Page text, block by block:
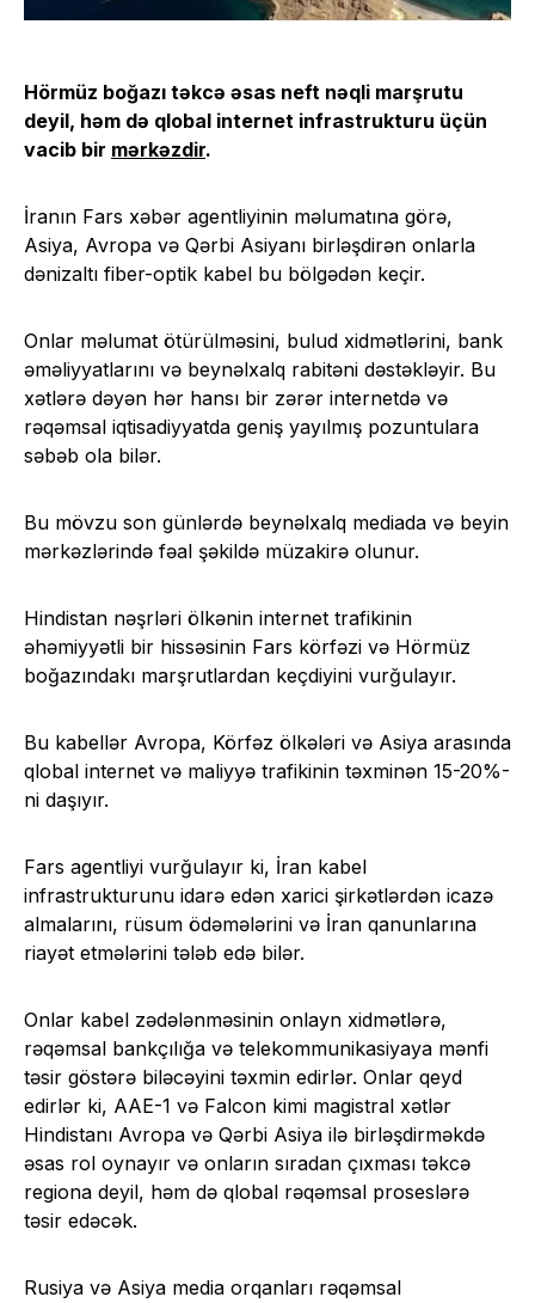
Hörmüz boğazı təkcə əsas neft nəqli marşrutu
deyil, həm də qlobal internet infrastrukturu üçün
vacib bir mərkəzdir.
İranın Fars xəbər agentliyinin məlumatına görə,
Asiya, Avropa və Qərbi Asiyanı birləşdirən onlarla
dənizaltı fiber-optik kabel bu bölgədən keçir.
Onlar məlumat ötürülməsini, bulud xidmətlərini, bank
əməliyyatlarını və beynəlxalq rabitəni dəstəkləyir. Bu
xətlərə dəyən hər hansı bir zərər internetdə və
rəqəmsal iqtisadiyyatda geniş yayılmış pozuntulara
səbəb ola bilər.
Bu mövzu son günlərdə beynəlxalq mediada və beyin
mərkəzlərində fəal şəkildə müzakirə olunur.
Hindistan nəşrləri ölkənin internet trafikinin
əhəmiyyətli bir hissəsinin Fars körfəzi və Hörmüz
boğazındakı marşrutlardan keçdiyini vurğulayır.
Bu kabellər Avropa, Körfəz ölkələri və Asiya arasında
qlobal internet və maliyyə trafikinin təxminən 15-20%-
ni daşıyır.
Fars agentliyi vurğulayır ki, İran kabel
infrastrukturunu idarə edən xarici şirkətlərdən icazə
almalarını, rüsum ödəmələrini və İran qanunlarına
riayət etmələrini tələb edə bilər.
Onlar kabel zədələnməsinin onlayn xidmətlərə,
rəqəmsal bankçılığa və telekommunikasiyaya mənfi
təsir göstərə biləcəyini təxmin edirlər. Onlar qeyd
edirlər ki, AAE-1 və Falcon kimi magistral xətlər
Hindistanı Avropa və Qərbi Asiya ilə birləşdirməkdə
əsas rol oynayır və onların sıradan çıxması təkcə
regiona deyil, həm də qlobal rəqəmsal proseslərə
təsir edəcək.
Rusiya və Asiya media orqanları rəqəmsal